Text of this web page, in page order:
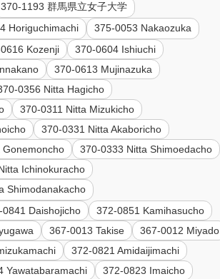
370-1193 群馬県立女子大学
Horiguchimachi
375-0053 Nakaozuka
Kozenji
370-0604 Ishiuchi
370-0613 Mujinazuka
0356 Nitta Hagicho
370-0311 Nitta Mizukicho
370-0331 Nitta Akaboricho
370-0333 Nitta Shimoedacho
Ichinokuracho
Shimodanakacho
0841 Daishojicho
372-0851 Kamihasucho
367-0013 Takise
367-0012 Miyado
372-0821 Amidaijimachi
Yawatabaramachi
372-0823 Imaicho